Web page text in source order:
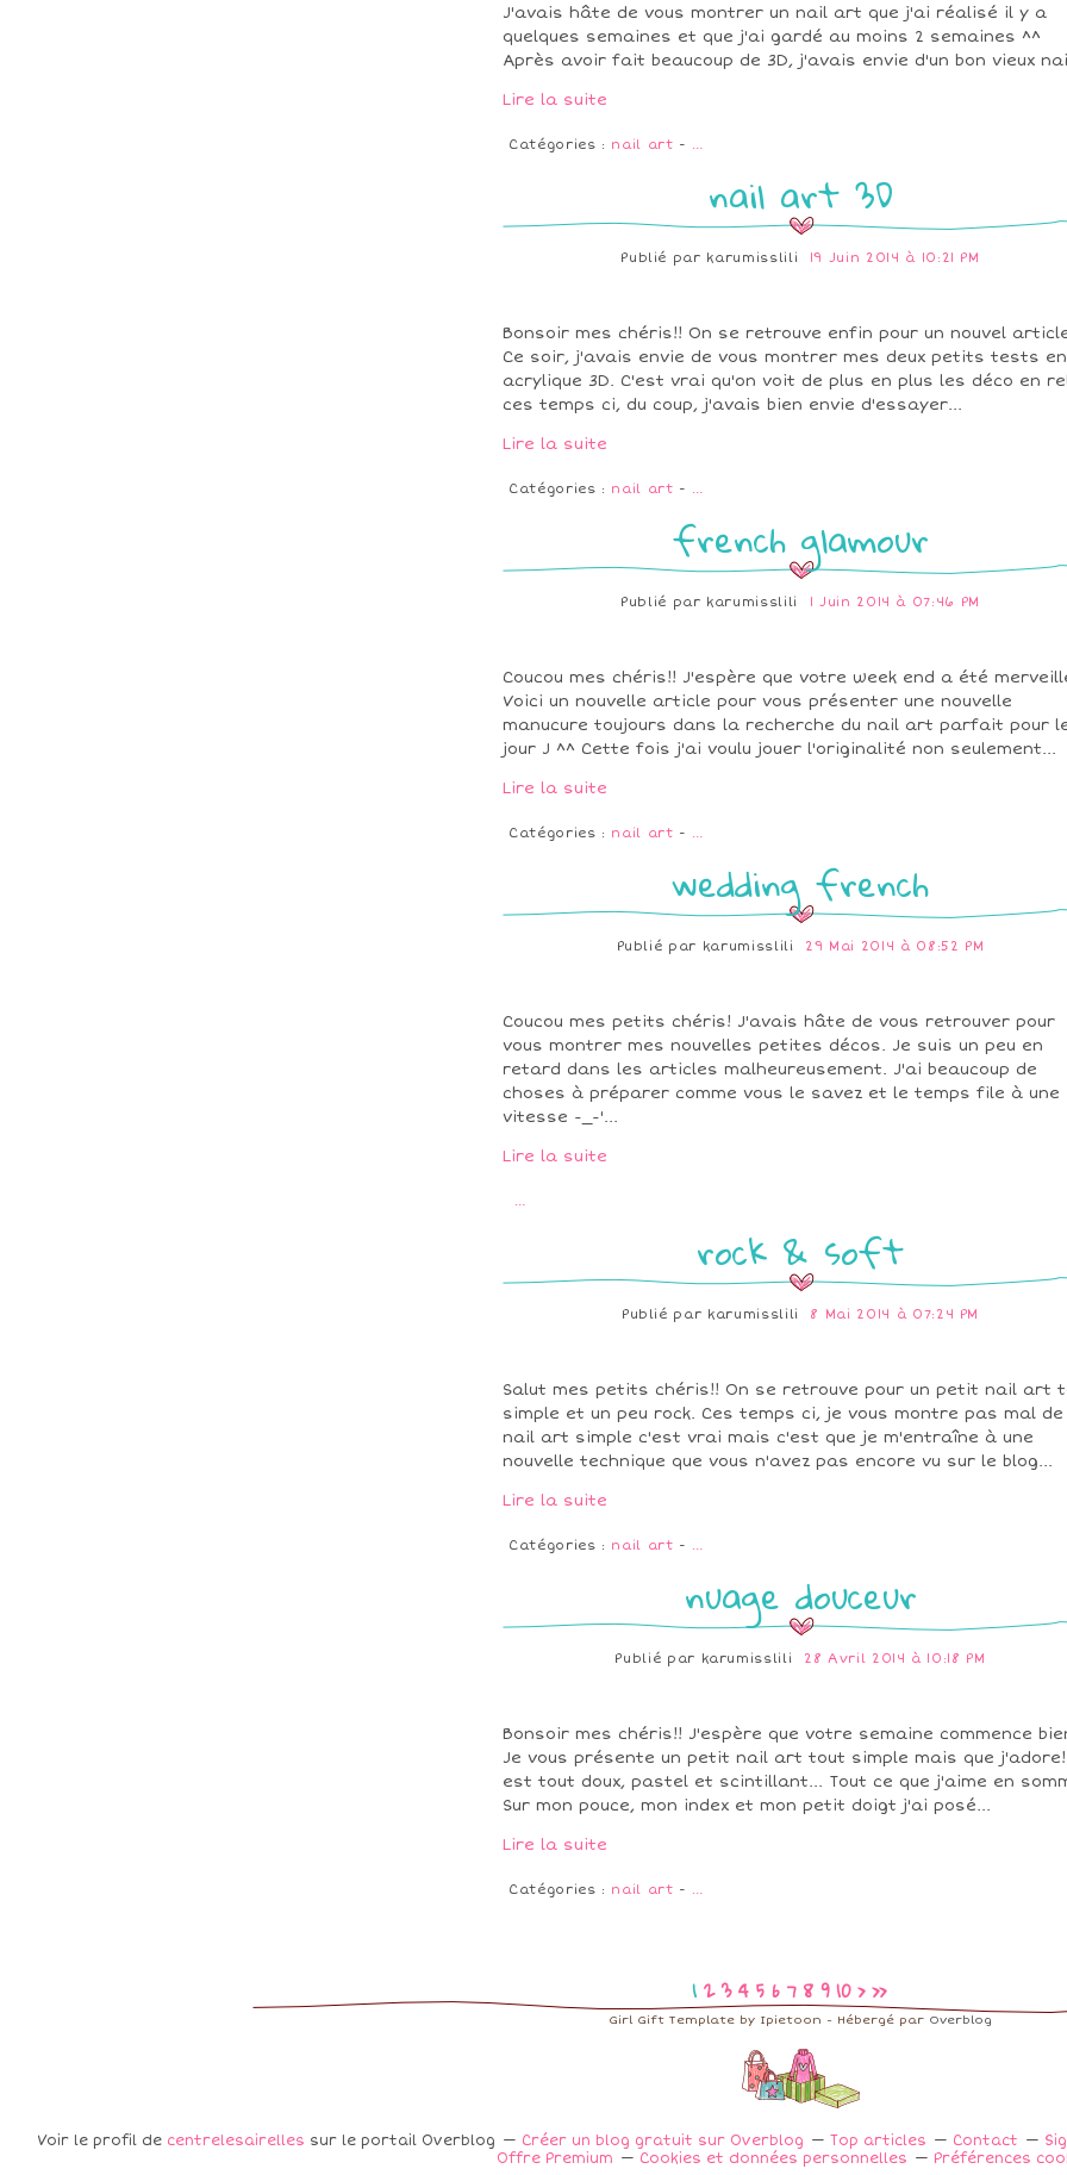
J'avais hâte de vous montrer un nail art que j'ai réalisé il y a
quelques semaines et que j'ai gardé au moins 2 semaines ^^
Après avoir fait beaucoup de 3D, j'avais envie d'un bon vieux
Lire la suite
Catégories : nail art - …
nail art 3D
Publié par karumisslili 19 Juin 2014 à 10:21 PM
Bonsoir mes chéris!! On se retrouve enfin pour un nouvel
Ce soir, j'avais envie de vous montrer mes deux petits tests en
acrylique 3D. C'est vrai qu'on voit de plus en plus les déco en
ces temps ci, du coup, j'avais bien envie d'essayer...
Lire la suite
Catégories : nail art - …
french glamour
Publié par karumisslili 1 Juin 2014 à 07:46 PM
Coucou mes chéris!! J'espère que votre week end a été
Voici un nouvelle article pour vous présenter une nouvelle
manucure toujours dans la recherche du nail art parfait pour
jour J ^^ Cette fois j'ai voulu jouer l'originalité non seulement...
Lire la suite
Catégories : nail art - …
wedding french
Publié par karumisslili 29 Mai 2014 à 08:52 PM
Coucou mes petits chéris! J'avais hâte de vous retrouver pour
vous montrer mes nouvelles petites décos. Je suis un peu en
retard dans les articles malheureusement. J'ai beaucoup de
choses à préparer comme vous le savez et le temps file à une
vitesse -_-'...
Lire la suite
…
rock & soft
Publié par karumisslili 8 Mai 2014 à 07:24 PM
Salut mes petits chéris!! On se retrouve pour un petit nail art
simple et un peu rock. Ces temps ci, je vous montre pas mal de
nail art simple c'est vrai mais c'est que je m'entraîne à une
nouvelle technique que vous n'avez pas encore vu sur le blog...
Lire la suite
Catégories : nail art - …
nuage douceur
Publié par karumisslili 28 Avril 2014 à 10:18 PM
Bonsoir mes chéris!! J'espère que votre semaine commence
Je vous présente un petit nail art tout simple mais que
est tout doux, pastel et scintillant... Tout ce que j'aime en
Sur mon pouce, mon index et mon petit doigt j'ai posé...
Lire la suite
Catégories : nail art - …
1 2 3 4 5 6 7 8 9 10 20
> >>
Girl Gift Template by Ipietoon - Hébergé par Overblog
Voir le profil de centrelesairelles sur le portail Overblog Créer un blog gratuit sur Overblog Top articles Contact
Offre Premium
Cookies et données personnelles Préférences